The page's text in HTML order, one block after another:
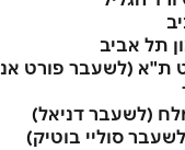
תל אביב
ת"א (לשעבר פורט
(לשעבר דניאל)
סוליי בוטיק)